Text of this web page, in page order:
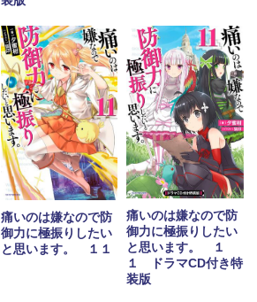
痛いのは嫌なので防
御力に極振りしたい
と思います。 １１
痛いのは嫌なので防
御力に極振りしたい
と思います。 １
１ ドラマCD付き特
装版